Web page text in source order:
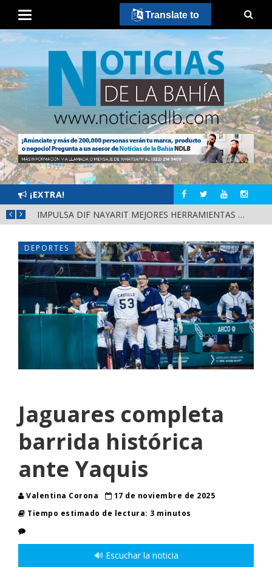
¡EXTRA!
IMPULSA DIF NAYARIT MEJORES HERRAMIENTAS DE APRENDIZAJE PARA ESCUELAS DE CUATRO MUNICIPIOS
DEPORTES
Jaguares completa
barrida histórica
ante Yaquis
Valentina Corona
17 de noviembre de 2025
Tiempo estimado de lectura: 3 minutos
🔊 Escuchar la noticia
Translate to